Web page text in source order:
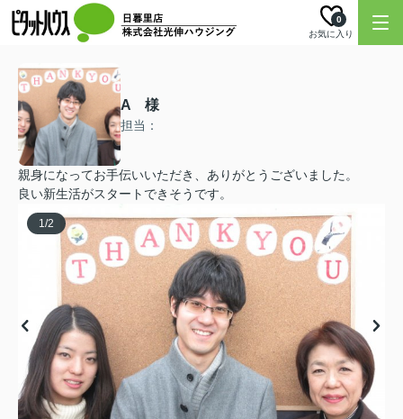
お気に入り
0
A 様
担当：
親身になってお手伝いいただき、ありがとうございました。
良い新生活がスタートできそうです。
1/2